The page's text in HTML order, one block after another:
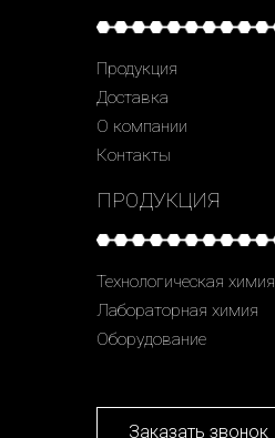
Продукция
Доставка
О компании
Контакты
ПРОДУКЦИЯ
Технологическая химия
Лабораторная химия
Оборудование
Заказать звонок